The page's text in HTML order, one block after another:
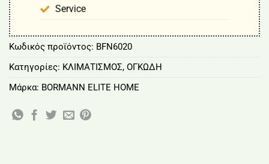
Service
Κωδικός προϊόντος: BFN6020
Κατηγορίες: ΚΛΙΜΑΤΙΣΜΟΣ, ΟΓΚΩΔΗ
Μάρκα: BORMANN ELITE HOME